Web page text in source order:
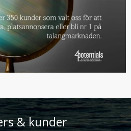
& kunder